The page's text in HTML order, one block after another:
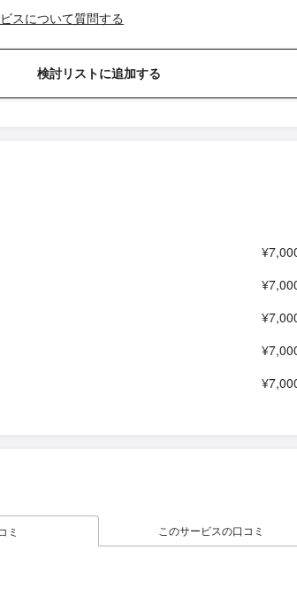
スについて質問する
検討リストに追加する
ミ このサービスの口コミ